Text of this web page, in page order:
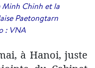
Minh Chinh et la
Paetongtarn
: VNA
à Hanoi, juste